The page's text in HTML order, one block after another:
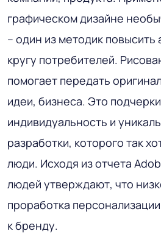
графическом дизайне
– один из методик повысить
кругу потребителей.
помогает передать
идеи, бизнеса. Это
индивидуальность и
разработки, которого так
люди. Исходя из отчета
людей утверждают, что
проработка
к бренду.